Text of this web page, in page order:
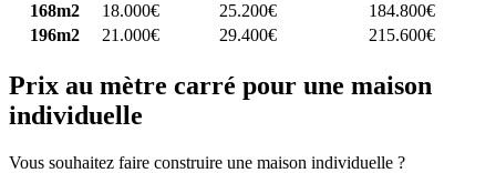
168m2
18.000€ 25.200€
184.800€
196m2
21.000€ 29.400€ 215.600€
Prix au mètre carré pour une maison
individuelle
Vous souhaitez faire construire une maison individuelle ?